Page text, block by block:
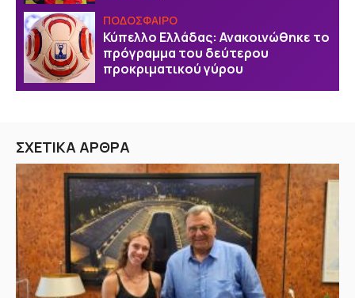
ΠΟΔΟΣΦΑΙΡΟ
Κύπελλο Ελλάδας: Ανακοινώθηκε το
πρόγραμμα του δεύτερου
προκριματικού γύρου
ΣΧΕΤΙΚΑ ΑΡΘΡΑ